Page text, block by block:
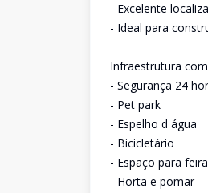
- Excelente
- Ideal para
Infraestrutura
- Segurança 24
- Pet park
- Espelho d água
- Bicicletário
- Espaço para
- Horta e pomar